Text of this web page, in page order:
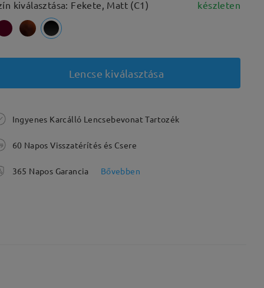
kiválasztása: Fekete, Matt (C1) készleten
Lencse kiválasztása
Ingyenes Karcálló Lencsebevonat Tartozék
60 Napos Visszatérítés és Csere
365 Napos Garancia Bővebben